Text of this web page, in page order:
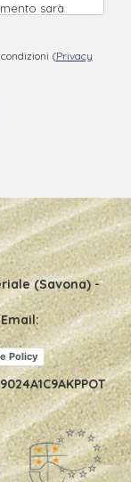
sarà
diritti. Ai sensi
Le forniamo
comunicati
* I dati
tali dati
* Il
Merlo Pietro &
Gli utenti
7 del D. Lgs. n.
opposizione,
a
Ceriale
(Privacy
(Savona) -
Policy